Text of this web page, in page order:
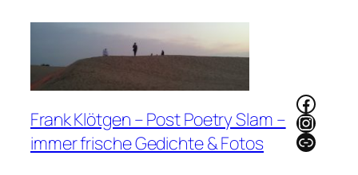
Frank Klötgen – Post Poetry Slam –
immer frische Gedichte & Fotos
Link